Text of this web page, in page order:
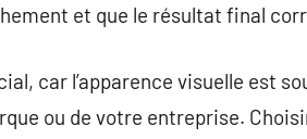
et que le résultat final
car l’apparence visuelle est
ou de votre entreprise.